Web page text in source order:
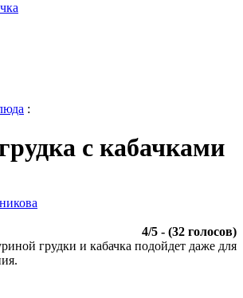
:
с кабачками
4/5 - (32 голосов)
грудки и кабачка подойдет даже для